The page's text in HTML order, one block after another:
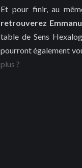
Et pour finir, au
retrouverez
table de Sens
pourront également
plus ?